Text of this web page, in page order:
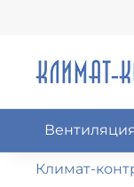
Климат-